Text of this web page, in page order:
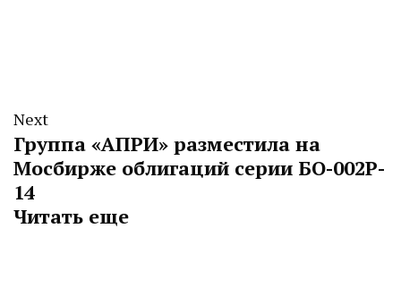
Next
Группа «АПРИ» разместила на
Мосбирже облигаций серии БО-002P-
14
Читать еще